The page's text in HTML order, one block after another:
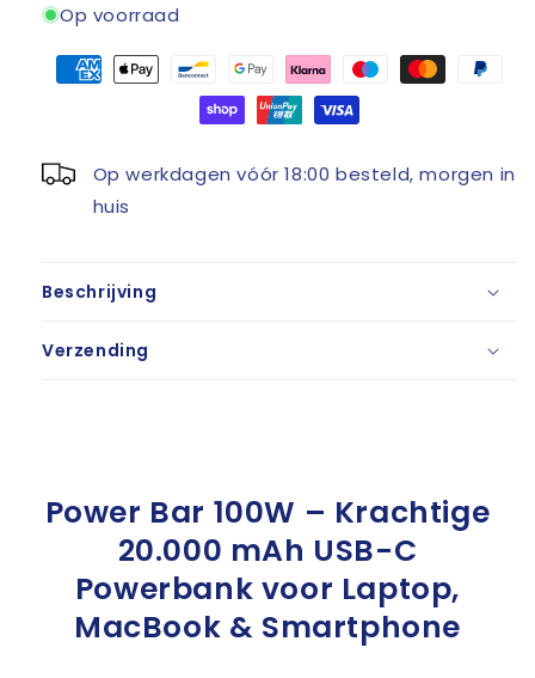
Op voorraad
Op werkdagen vóór 18:00 besteld, morgen in
huis
Beschrijving
Verzending
Power Bar 100W – Krachtige
20.000 mAh USB-C
Powerbank voor Laptop,
MacBook & Smartphone